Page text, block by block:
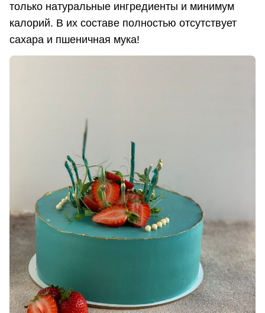
только натуральные ингредиенты и минимум
калорий. В их составе полностью отсутствует
сахара и пшеничная мука!